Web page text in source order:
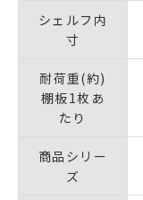
シェルフ内
寸
耐荷重(約)
棚板1枚あ
たり
商品シリー
ズ